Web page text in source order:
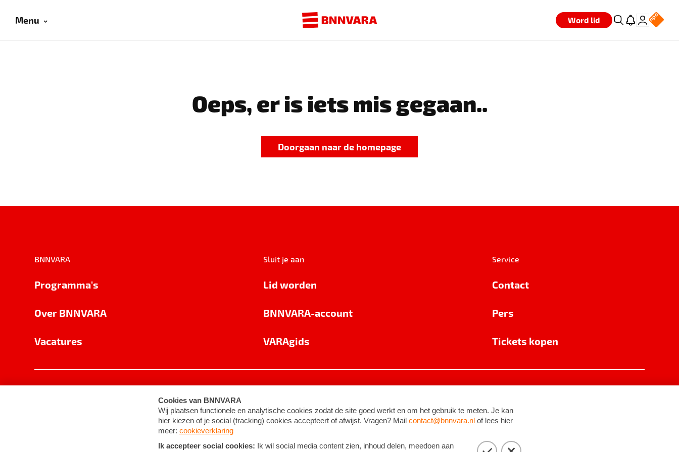
Menu Word lid
Oeps, er is iets mis gegaan..
Doorgaan naar de homepage
BNNVARA
Programma's
Over BNNVARA
Vacatures
Sluit je aan
Lid worden
BNNVARA-account
VARAgids
Service
Contact
Pers
Tickets kopen
Cookie-instellingen Algemene voorwaarden ©2026BNNVARA